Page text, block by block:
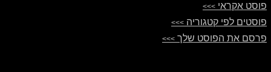
פוסט אקראי >>>
פוסטים לפי קטגוריה >>>
פרסם את הפוסט שלך >>>